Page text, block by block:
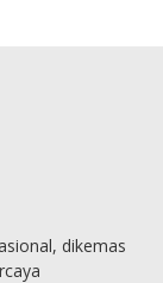
dikemas